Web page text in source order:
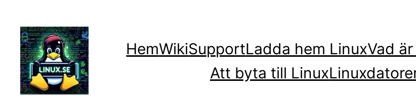
innehåll
HemWikiSupportLadda hem LinuxVad
Att byta till Linux